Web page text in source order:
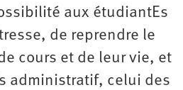
aux étudiantEs
de reprendre le
cours et de leur vie, et
administratif, celui des